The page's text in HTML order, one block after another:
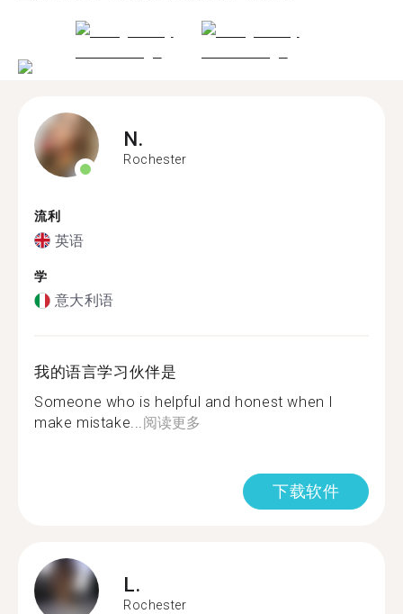
N.
Rochester
流利
英语
学
意大利语
我的语言学习伙伴是
Someone who is helpful and honest when I
make mistake...阅读更多
下载软件
L.
Rochester